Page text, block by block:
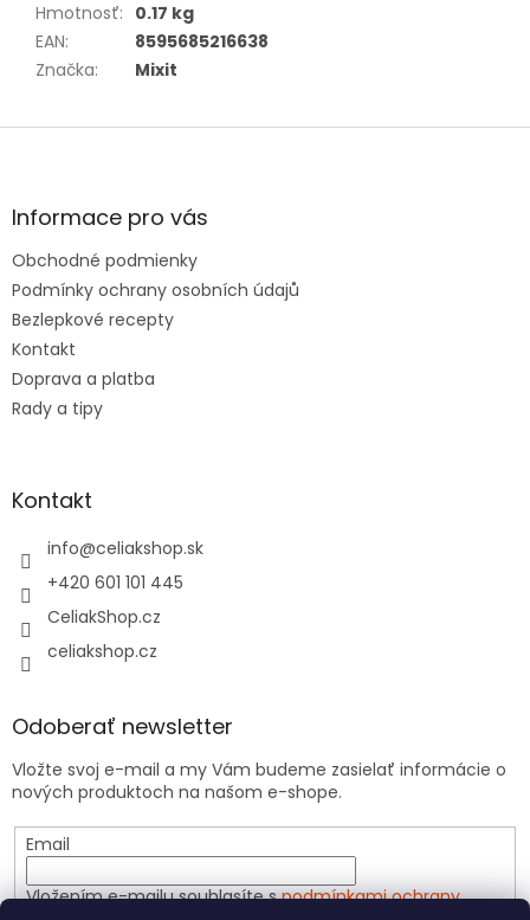
Hmotnosť: 0.17 kg
EAN:
8595685216638
Značka: Mixit
Z
ä
e
Informace pro vás
Obchodné podmienky
Podmínky ochrany osobních údajů
Bezlepkové recepty
Kontakt
Doprava a platba
Rady a tipy
Kontakt
info@celiakshop.sk
+420 601 101 445
CeliakShop.cz
celiakshop.cz
Odoberať newsletter
Vložte svoj e-mail a my Vám budeme zasielať informácie o
nových produktoch na našom e-shope.
Email
Vložením e-mailu souhlasíte spodmínkami ochrany